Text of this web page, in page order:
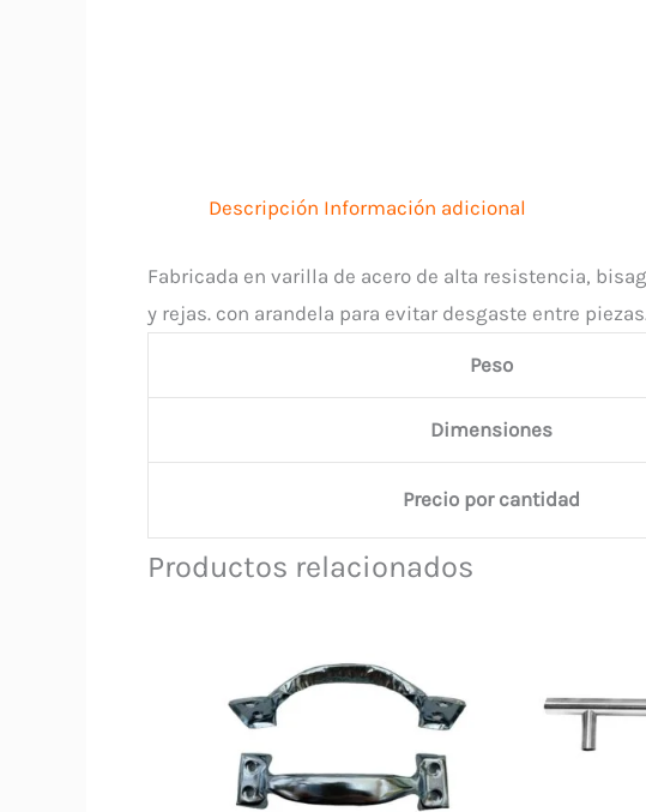
Descripción Información adicional
Fabricada en varilla de acero de alta resistencia,
y rejas. con arandela para evitar desgaste entre
Peso
Dimensiones
Precio por cantidad
Productos relacionados